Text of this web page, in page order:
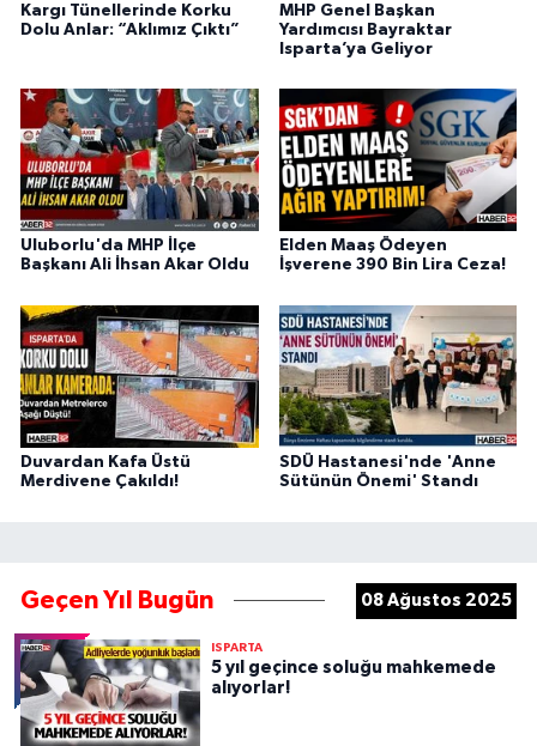
Kargı Tünellerinde Korku
Dolu Anlar: “Aklımız Çıktı”
MHP Genel Başkan
Yardımcısı Bayraktar
Isparta’ya Geliyor
Uluborlu'da MHP İlçe
Başkanı Ali İhsan Akar Oldu
Elden Maaş Ödeyen
İşverene 390 Bin Lira Ceza!
Duvardan Kafa Üstü
Merdivene Çakıldı!
SDÜ Hastanesi'nde 'Anne
Sütünün Önemi' Standı
Geçen Yıl Bugün 08 Ağustos 2025
ISPARTA
5 yıl geçince soluğu mahkemede
alıyorlar!